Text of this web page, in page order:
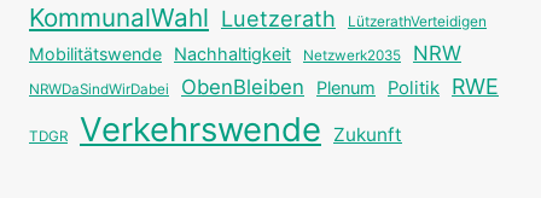
KommunalWahl Luetzerath LützerathVerteidigen
Mobilitätswende Nachhaltigkeit Netzwerk2035 NRW
NRWDaSindWirDabei ObenBleiben Plenum Politik RWE
TDGR Verkehrswende Zukunft